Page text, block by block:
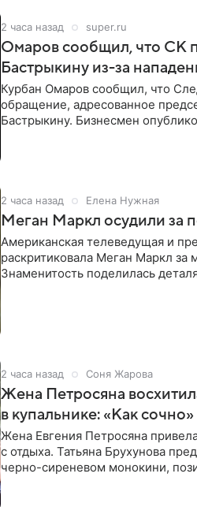
2 часа назад super.ru
Омаров сообщил, что СК
Бастрыкину из-за
Курбан Омаров сообщил, что
обращение, адресованное
Бастрыкину. Бизнесмен
2 часа назад Елена Нужная
Меган Маркл осудили за
Американская телеведущая и
раскритиковала Меган Маркл
Знаменитость поделилась
2 часа назад Соня Жарова
Жена Петросяна
в купальнике: «Как сочно»
Жена Евгения Петросяна
с отдыха. Татьяна Брухунова
черно-сиреневом монокини,